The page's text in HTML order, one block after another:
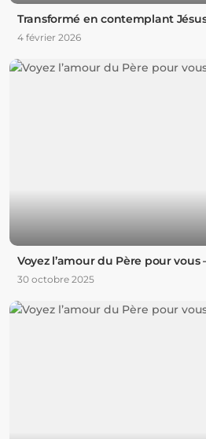
Transformé en contemplant
4 février 2026
Voyez l’amour du Père pour vous
30 octobre 2025